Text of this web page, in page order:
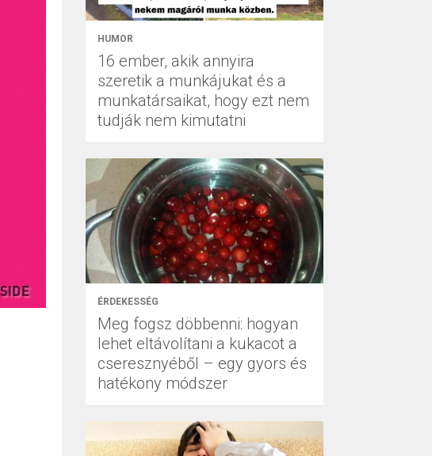
HUMOR
16 ember, akik annyira
szeretik a munkájukat és a
munkatársaikat, hogy ezt nem
tudják nem kimutatni
ÉRDEKESSÉG
Meg fogsz döbbenni: hogyan
lehet eltávolítani a kukacot a
cseresznyéből – egy gyors és
hatékony módszer